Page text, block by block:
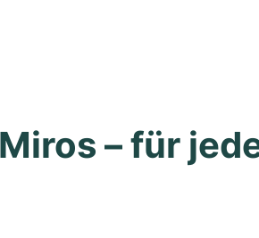
– für